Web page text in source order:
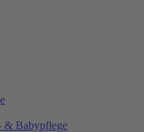
& Babypflege